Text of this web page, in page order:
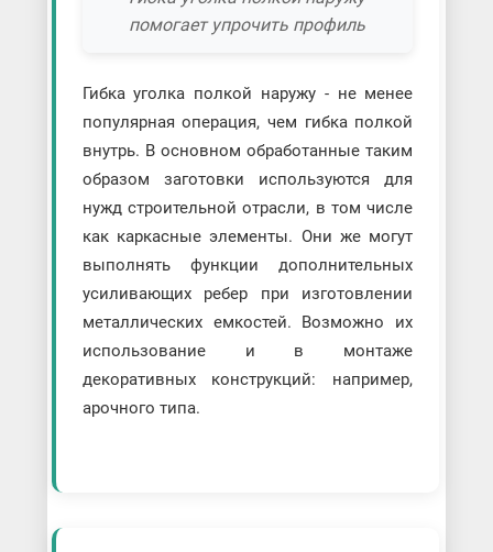
помогает упрочить профиль
Гибка уголка полкой наружу - не менее
популярная операция, чем гибка полкой
внутрь. В основном обработанные таким
образом заготовки используются для
нужд строительной отрасли, в том числе
как каркасные элементы. Они же могут
выполнять функции дополнительных
усиливающих ребер при изготовлении
металлических емкостей. Возможно их
использование и в монтаже
декоративных конструкций: например,
арочного типа.